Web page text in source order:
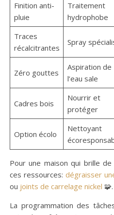
Finition anti-
pluie
Traitement
hydrophobe
Traces
récalcitrantes
Spray
Zéro gouttes
Aspiration de
l’eau sale
Cadres bois
Nourrir et
protéger
Option écolo
Nettoyant
Pour une maison qui brille
ces ressources: dégraisser
ou joints de carrelage nickel 🧩.
La programmation des